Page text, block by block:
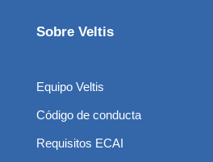
Sobre Veltis
Equipo Veltis
Código de conducta
Requisitos ECAI